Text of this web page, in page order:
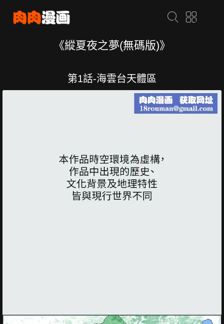
《縱夏夜之夢(無碼版)》
第1話-海雲台天體區